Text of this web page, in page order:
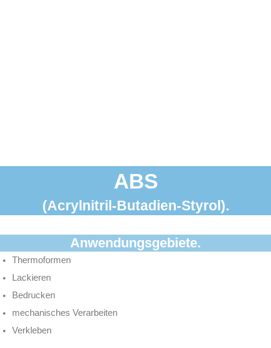
ABS
(Acrylnitril-Butadien-Styrol).
Anwendungsgebiete.
Thermoformen
Lackieren
Bedrucken
mechanisches Verarbeiten
Verkleben